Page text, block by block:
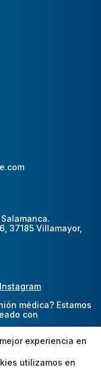
37185 Villamayor,
Instagram
médica? Estamos
con
experiencia en
utilizamos en